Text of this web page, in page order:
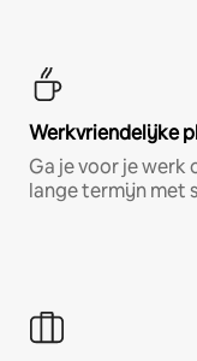
Werkvriendelijke
Ga je voor je werk
lange termijn met